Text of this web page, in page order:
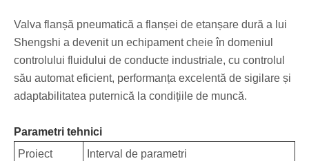
Valva flanșă pneumatică a flanșei de etanșare dură a lui
Shengshi a devenit un echipament cheie în domeniul
controlului fluidului de conducte industriale, cu controlul
său automat eficient, performanța excelentă de sigilare și
adaptabilitatea puternică la condițiile de muncă.
Parametri tehnici
Proiect
Interval de parametri